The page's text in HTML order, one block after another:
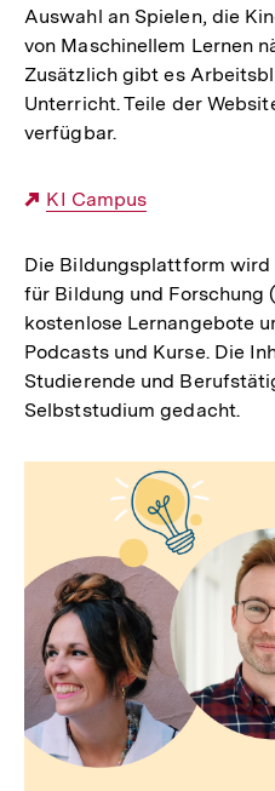
Auswahl an Spielen, die
von Maschinellem Lernen
Zusätzlich gibt es
Unterricht. Teile der
verfügbar.
Externer
KI Campus
Die Bildungsplattform wird
für Bildung und Forschung
kostenlose Lernangebote
Podcasts und Kurse. Die
Studierende und
Selbststudium gedacht.